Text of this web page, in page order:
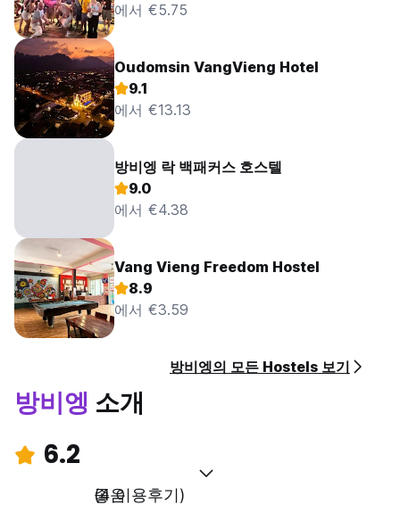
에서 €5.75
Oudomsin VangVieng Hotel
9.1
에서 €13.13
방비엥 락 백패커스 호스텔
9.0
에서 €4.38
Vang Vieng Freedom Hostel
8.9
에서 €3.59
방비엥의 모든 Hostels 보기
방비엥 소개
6.2
좋음
(4 이용후기)